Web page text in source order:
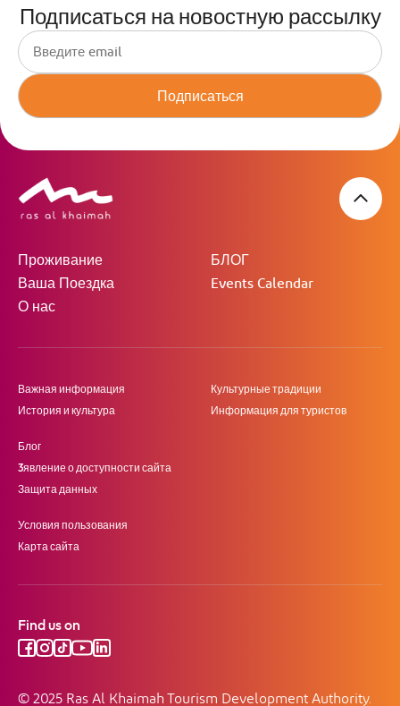
Подписаться на новостную рассылку
Подписаться
Проживание
Ваша Поездка
О нас
БЛОГ
Events Calendar
Важная информация
История и культура
Культурные традиции
Информация для туристов
Блог
3явление о доступности сайта
Защита данных
Условия пользования
Карта сайта
Find us on
© 2025 Ras Al Khaimah Tourism Development Authority.